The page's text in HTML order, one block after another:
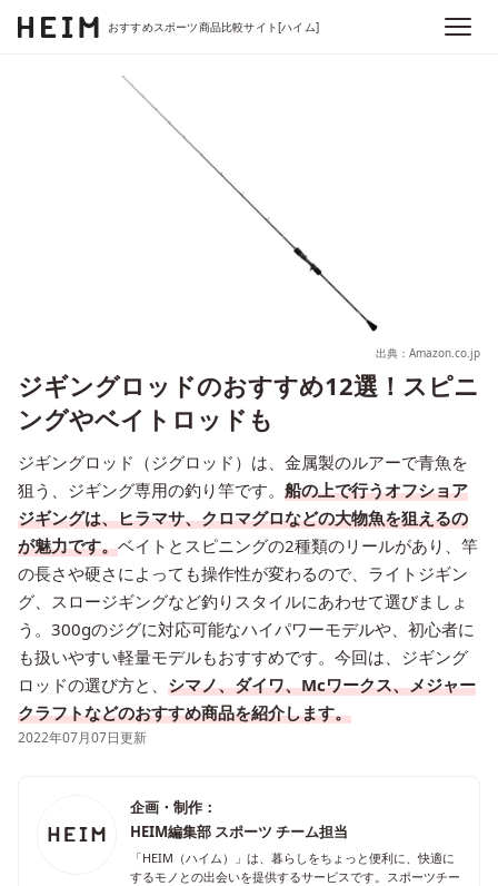
おすすめスポーツ商品比較サイト[ハイム]
出典：Amazon.co.jp
ジギングロッドのおすすめ12選！スピニ
ングやベイトロッドも
ジギングロッド（ジグロッド）は、金属製のルアーで青魚を
狙う、ジギング専用の釣り竿です。 船の上で行うオフショア
ジギングは、ヒラマサ、クロマグロなどの大物魚を狙えるの
が魅力です。ベイトとスピニングの2種類のリールがあり、竿
の長さや硬さによっても操作性が変わるので、ライトジギン
グ、スロージギングなど釣りスタイルにあわせて選びましょ
う。300gのジグに対応可能なハイパワーモデルや、初心者に
も扱いやすい軽量モデルもおすすめです。今回は、ジギング
ロッドの選び方と、 シマノ、ダイワ、Mcワークス、メジャー
クラフトなどのおすすめ商品を紹介します。
2022年07月07日更新
企画・制作：
HEIM編集部 スポーツ チーム担当
「HEIM（ハイム）」は、暮らしをちょっと便利に、快適に
するモノとの出会いを提供するサービスです。スポーツチー